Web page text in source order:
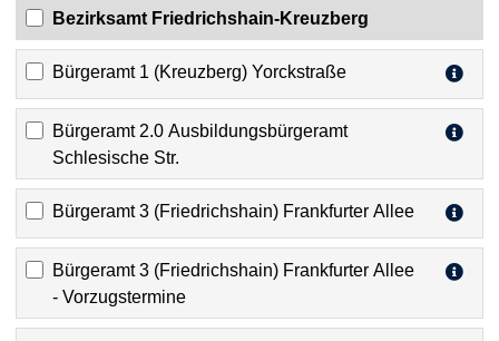
Bezirksamt Friedrichshain-Kreuzberg
Bürgeramt 1 (Kreuzberg) Yorckstraße
Bürgeramt 2.0 Ausbildungsbürgeramt
Schlesische Str.
Bürgeramt 3 (Friedrichshain) Frankfurter Allee
Bürgeramt 3 (Friedrichshain) Frankfurter Allee
- Vorzugstermine